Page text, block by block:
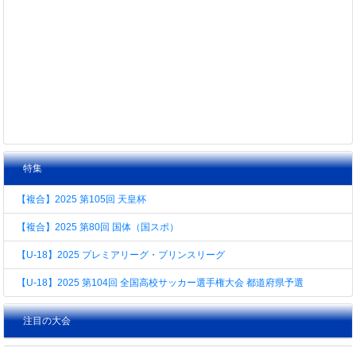
特集
【複合】2025 第105回 天皇杯
【複合】2025 第80回 国体（国スポ）
【U-18】2025 プレミアリーグ・プリンスリーグ
【U-18】2025 第104回 全国高校サッカー選手権大会 都道府県予選
注目の大会